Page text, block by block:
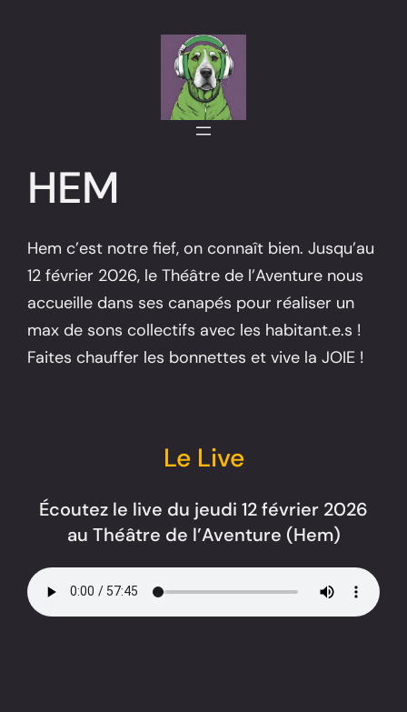
HEM
Hem c’est notre fief, on connaît bien. Jusqu’au
12 février 2026, le Théâtre de l’Aventure nous
accueille dans ses canapés pour réaliser un
max de sons collectifs avec les habitant.e.s !
Faites chauffer les bonnettes et vive la JOIE !
Le Live
Écoutez le live du jeudi 12 février 2026
au Théâtre de l’Aventure (Hem)